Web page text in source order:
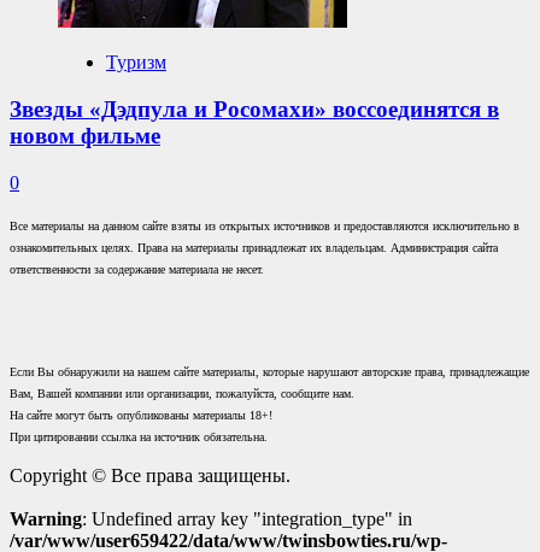
Туризм
Звезды «Дэдпула и Росомахи» воссоединятся в
новом фильме
0
Все материалы на данном сайте взяты из открытых источников и предоставляются исключительно в
ознакомительных целях. Права на материалы принадлежат их владельцам. Администрация сайта
ответственности за содержание материала не несет.
Если Вы обнаружили на нашем сайте материалы, которые нарушают авторские права, принадлежащие
Вам, Вашей компании или организации, пожалуйста, сообщите нам.
На сайте могут быть опубликованы материалы 18+!
При цитировании ссылка на источник обязательна.
Copyright © Все права защищены.
Warning: Undefined array key "integration_type" in
/var/www/user659422/data/www/twinsbowties.ru/wp-